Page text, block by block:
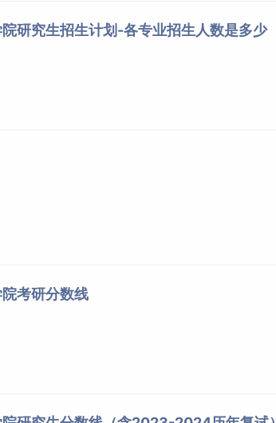
研究生招生计划-各专业招生人数是多少
考研分数线